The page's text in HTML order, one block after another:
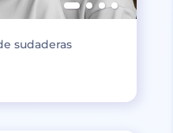
sudaderas